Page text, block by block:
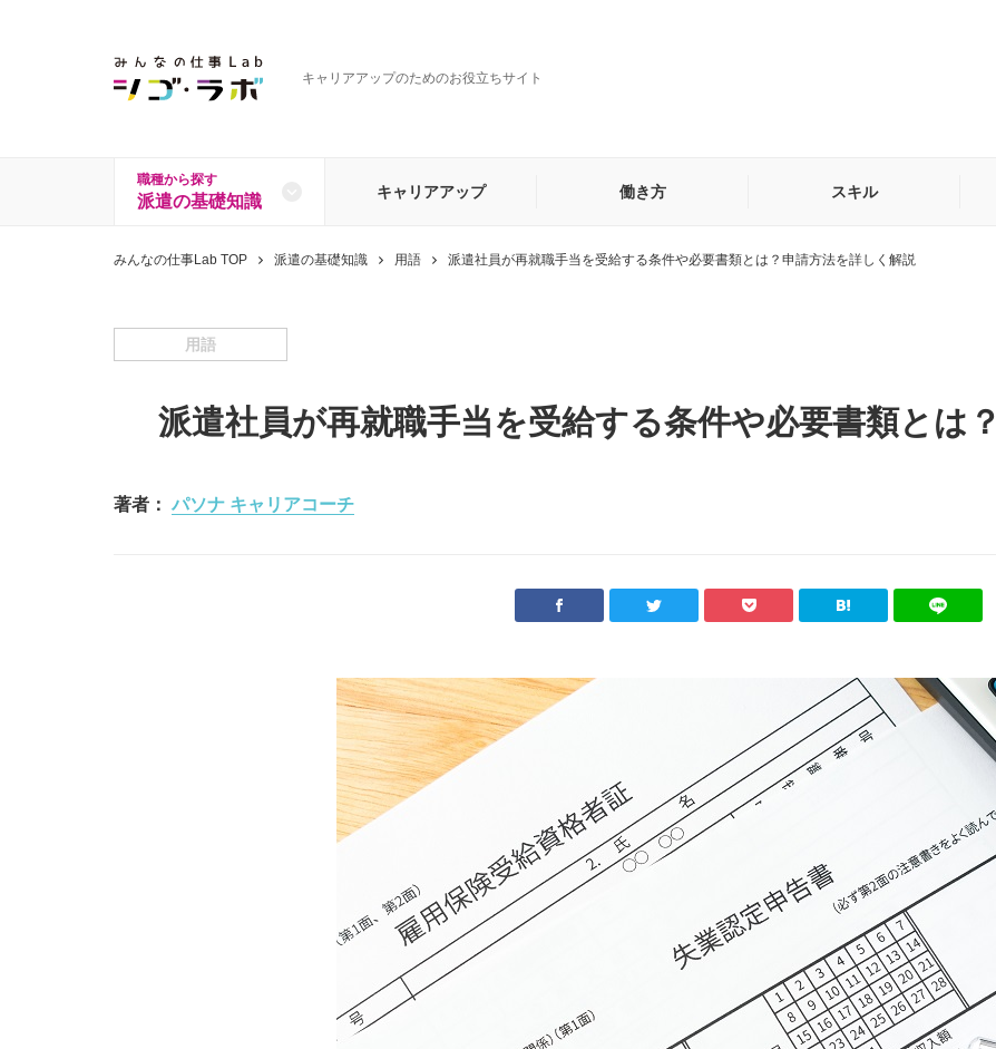
キャリアアップのためのお役立ちサイト
職種から探す
派遣の基礎知識
一般事務・営業事務 経理 貿易・海外営業事務 秘書
キャリアアップ 働き方 スキル
みんなの仕事Lab TOP 派遣の基礎知識 用語 派遣社員が再就職手当を受給する条件や必要書類とは？申請方法を詳しく解説
用語
派遣社員が再就職手当を受給する条件や必要書類とは
著者： パソナ キャリアコーチ